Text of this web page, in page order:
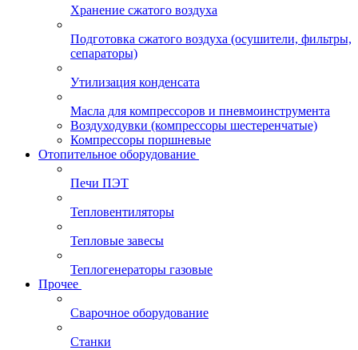
Хранение сжатого воздуха
Подготовка сжатого воздуха (осушители, фильтры,
сепараторы)
Утилизация конденсата
Масла для компрессоров и пневмоинструмента
Воздуходувки (компрессоры шестеренчатые)
Компрессоры поршневые
Отопительное оборудование
Печи ПЭТ
Тепловентиляторы
Тепловые завесы
Теплогенераторы газовые
Прочее
Сварочное оборудование
Станки